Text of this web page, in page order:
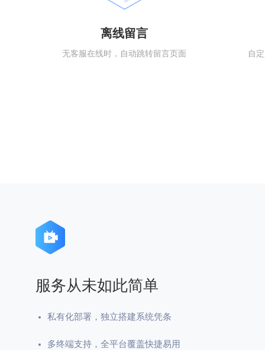
离线留言
无客服在线时，自动跳转留言页面 自
服务从未如此简单
私有化部署，独立搭建系统凭条
多终端支持，全平台覆盖快捷易用